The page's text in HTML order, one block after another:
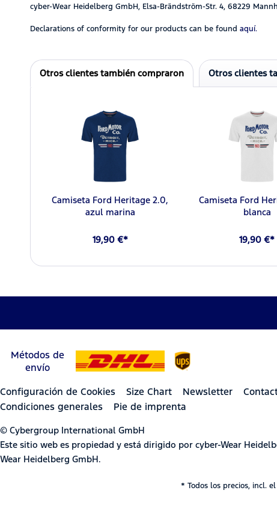
cyber-Wear Heidelberg GmbH, Elsa-Brändström-Str. 4, 68229
Declarations of conformity for our products can be found aquí.
Otros clientes también compraron Otros clientes
Camiseta Ford Heritage 2.0,
azul marina
19,90 €*
Camiseta Ford
blanca
19,90 €*
Métodos de
envío
Configuración de Cookies Size Chart Newsletter
Condiciones generales
Pie de imprenta
© Cybergroup International GmbH
Este sitio web es propiedad y está dirigido por cyber-Wear
Wear Heidelberg GmbH.
* Todos los precios, incl.